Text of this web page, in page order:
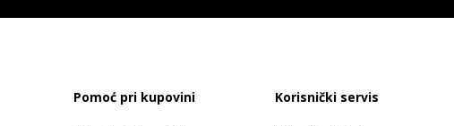
Pomoć pri kupovini Korisnički servis